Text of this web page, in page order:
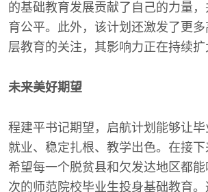
的基础教育发展贡献了自己的力量
育公平。此外，该计划还激发了更
层教育的关注，其影响力正在持续扩
未来美好期望
程建平书记期望，启航计划能够让毕
就业、稳定扎根、教学出色。在接
希望每一个脱贫县和欠发达地区都
次的师范院校毕业生投身基础教育